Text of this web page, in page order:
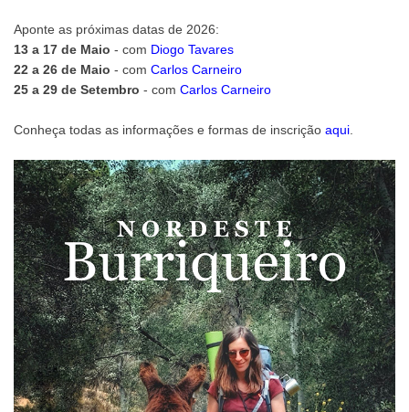
Aponte as próximas datas de 2026:
13 a 17 de Maio - com Diogo Tavares
22 a 26 de Maio - com Carlos Carneiro
25 a 29 de Setembro - com Carlos Carneiro
Conheça todas as informações e formas de inscrição aqui